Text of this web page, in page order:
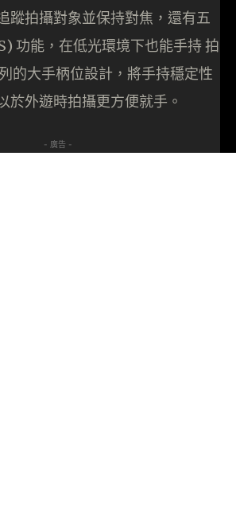
蹤拍攝對象並保持對焦，還有五
功能，在低光環境下也能手持 拍
的大手柄位設計，將手持穩定性
於外遊時拍攝更方便就手。
- 廣告 -